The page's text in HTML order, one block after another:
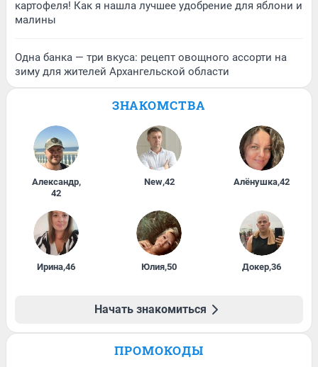
картофеля! Как я нашла лучшее удобрение для яблони и
малины
Одна банка — три вкуса: рецепт овощного ассорти на
зиму для жителей Архангельской области
ЗНАКОМСТВА
Александр,
42
New,42 Алёнушка,42
Ирина,46 Юлия,50 Докер,36
Начать знакомиться
ПРОМОКОДЫ